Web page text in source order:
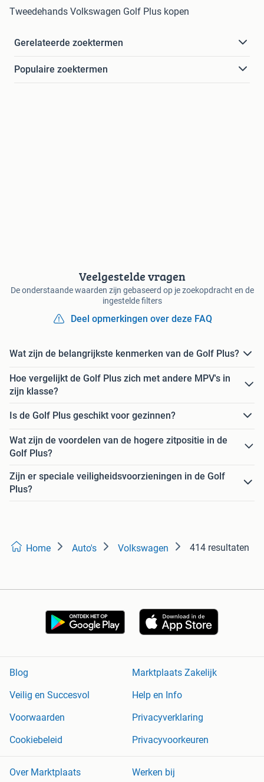
Tweedehands Volkswagen Golf Plus kopen
Gerelateerde zoektermen
Populaire zoektermen
Veelgestelde vragen
De onderstaande waarden zijn gebaseerd op je zoekopdracht en de
ingestelde filters
Deel opmerkingen over deze FAQ
Wat zijn de belangrijkste kenmerken van de Golf Plus?
Hoe vergelijkt de Golf Plus zich met andere MPV's in
zijn klasse?
Is de Golf Plus geschikt voor gezinnen?
Wat zijn de voordelen van de hogere zitpositie in de
Golf Plus?
Zijn er speciale veiligheidsvoorzieningen in de Golf
Plus?
Home Auto's Volkswagen 414 resultaten
Blog
Marktplaats Zakelijk
Veilig en Succesvol
Help en Info
Voorwaarden
Privacyverklaring
Cookiebeleid
Privacyvoorkeuren
Over Marktplaats Werken bij